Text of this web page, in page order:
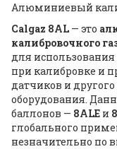
Алюминиевый
Calgaz 8AL — это
калибровочного
для использования
при калибровке и
датчиков и
оборудования.
баллонов — 8ALE и
глобального
незначительно по